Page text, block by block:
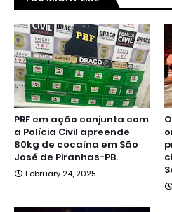
PRF em ação conjunta com
a Polícia Civil apreende
80kg de cocaína em São
José de Piranhas-PB.
February 24, 2025